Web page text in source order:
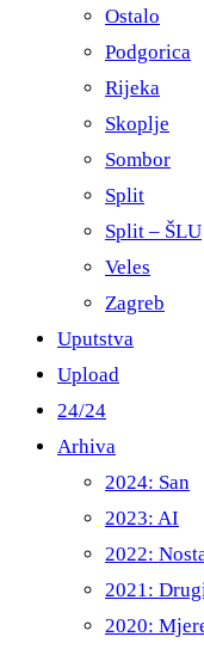
Ostalo
Podgorica
Rijeka
Skoplje
Sombor
Split
Split – ŠLU
Veles
Zagreb
Uputstva
Upload
24/24
Arhiva
2024: San
2023: AI
2022:
2021:
2020: